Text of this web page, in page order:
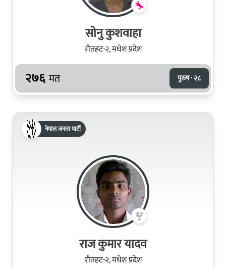
सोनु कुशवाहा
रौतहट-२, मधेश प्रदेश
२७६ मत पुरुष · २८
नेपाल जनता पार्टी
राज कुमार यादव
रौतहट-२, मधेश प्रदेश